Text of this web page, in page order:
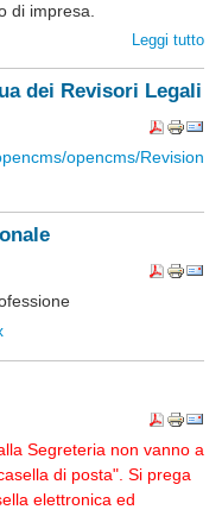
di impresa.
Leggi tutto
dei Revisori Legali
opencms/Revisione-
Segreteria non vanno a
di posta". Si prega
elettronica ed